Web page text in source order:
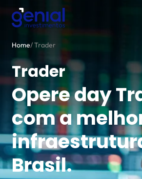
Home/Trader
Trader
Opere day
com a
Brasil.